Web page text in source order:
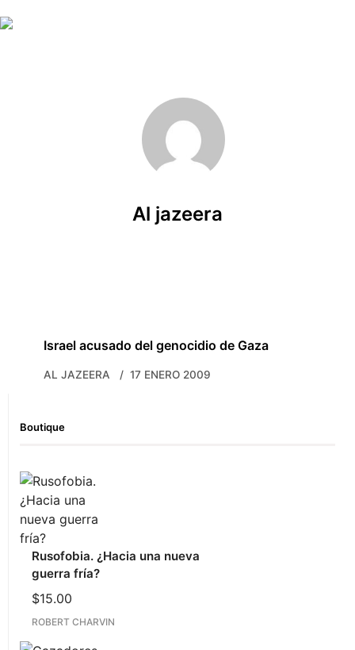
Al jazeera
Israel acusado del genocidio de Gaza
AL JAZEERA 17 ENERO 2009
Boutique
Rusofobia. ¿Hacia una nueva
guerra fría?
$15.00
ROBERT CHARVIN